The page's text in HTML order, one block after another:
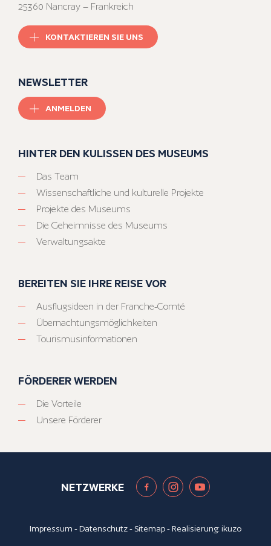
25360 Nancray – Frankreich
KONTAKTIEREN SIE UNS
NEWSLETTER
ANMELDEN
HINTER DEN KULISSEN DES MUSEUMS
Das Team
Wissenschaftliche und kulturelle Projekte
Projekte des Museums
Die Geheimnisse des Museums
Verwaltungsakte
BEREITEN SIE IHRE REISE VOR
Ausflugsideen in der Franche-Comté
Übernachtungsmöglichkeiten
Tourismusinformationen
FÖRDERER WERDEN
Die Vorteile
Unsere Förderer
NETZWERKE
Impressum -Datenschutz- Sitemap- Realisierung:ikuzo